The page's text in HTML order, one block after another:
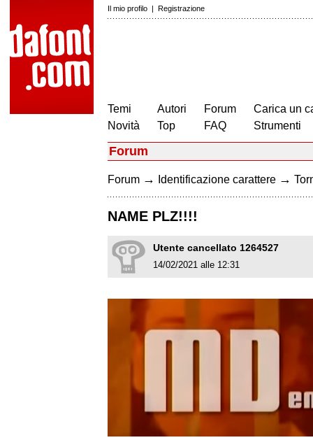
Il mio profilo | Registrazione
Temi
Novità
Autori
Top
Forum
FAQ
Carica un
Strumenti
Forum
Forum → Identificazione carattere →
NAME PLZ!!!!
Utente cancellato 1264527
14/02/2021 alle 12:31